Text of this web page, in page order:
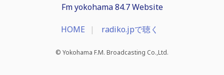
Fm yokohama 84.7 Website
HOME radiko.jpで聴く
© Yokohama F.M. Broadcasting Co.,Ltd.